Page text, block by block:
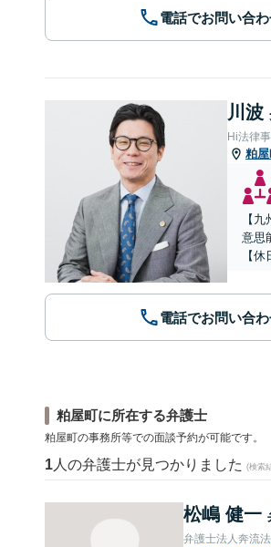
電話でお問い合
川波
Hi法律
粕
【
意思
【
電話でお問い合
粕屋町に所在する弁護士
粕屋町の事務所等での面談予約が可能です。
1 人の弁護士が見つかりました (検索
松嶋 健一
弁護士法人奔流